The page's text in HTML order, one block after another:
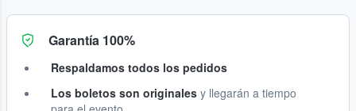
Garantía 100%
Respaldamos todos los pedidos
Los boletos son originales y llegarán a tiempo